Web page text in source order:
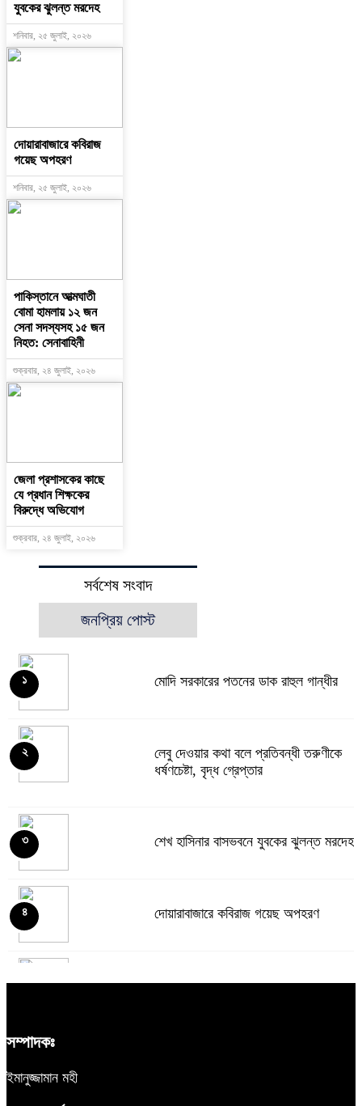
যুবকের ঝুলন্ত মরদেহ
শনিবার, ২৫ জুলাই, ২০২৬
দোয়ারাবাজারে কবিরাজ
গয়েছ অপহরণ
শনিবার, ২৫ জুলাই, ২০২৬
পাকিস্তানে আত্মঘাতী
বোমা হামলায় ১২ জন
সেনা সদস্যসহ ১৫ জন
নিহত: সেনাবাহিনী
শুক্রবার, ২৪ জুলাই, ২০২৬
জেলা প্রশাসকের কাছে
যে প্রধান শিক্ষকের
বিরুদ্ধে অভিযোগ
শুক্রবার, ২৪ জুলাই, ২০২৬
সর্বশেষ সংবাদ
জনপ্রিয় পোস্ট
মোদি সরকারের পতনের ডাক রাহুল গান্ধীর
১
লেবু দেওয়ার কথা বলে প্রতিবন্ধী তরুণীকে
ধর্ষণচেষ্টা, বৃদ্ধ গ্রেপ্তার
২
শেখ হাসিনার বাসভবনে যুবকের ঝুলন্ত মরদেহ
৩
দোয়ারাবাজারে কবিরাজ গয়েছ অপহরণ
৪
পাকিস্তানে আত্মঘাতী বোমা হামলায় ১২ জন
৫
৬
সম্পাদকঃ
ইমানুজ্জামান মহী